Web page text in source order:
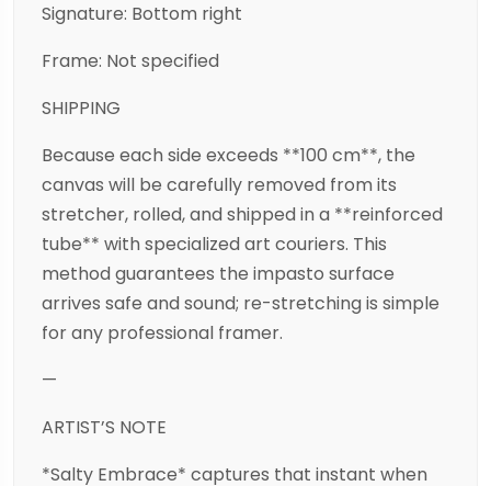
Signature: Bottom right
Frame: Not specified
SHIPPING
Because each side exceeds **100 cm**, the
canvas will be carefully removed from its
stretcher, rolled, and shipped in a **reinforced
tube** with specialized art couriers. This
method guarantees the impasto surface
arrives safe and sound; re-stretching is simple
for any professional framer.
—
ARTIST’S NOTE
*Salty Embrace* captures that instant when